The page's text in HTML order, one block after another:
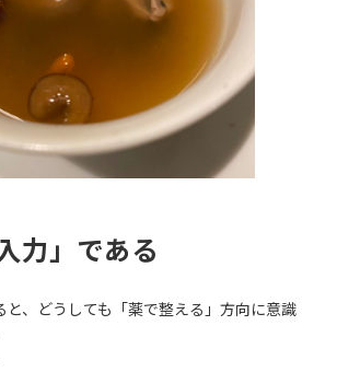
力」である
と、どうしても「薬で整える」方向に意識